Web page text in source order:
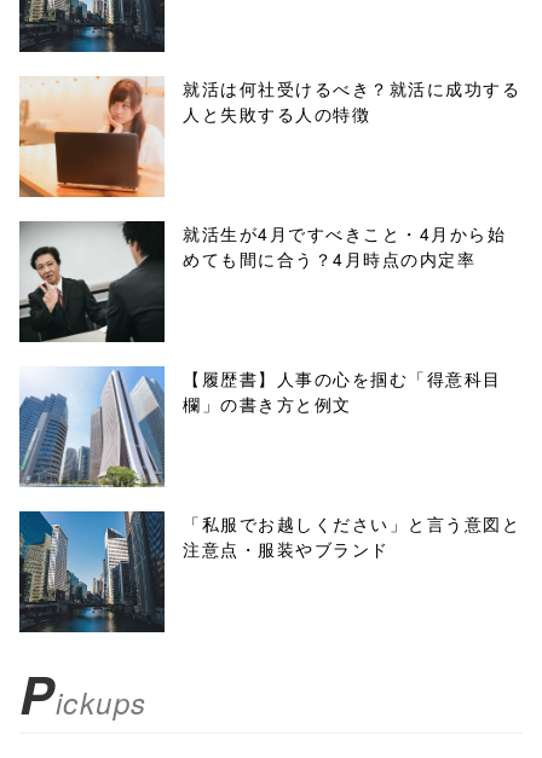
/tapbiz_theme/
parts/sns-
buttons.php on
line10
/1039134"
onclick="windo
w.open(this.hre
f, 'Gwindow',
'width=550,
height=450,
menubar=no,
toolbar=no,
scrollbars=yes'
false;"> シェア
就活は何社受けるべき？就活に成功する
人と失敗する人の特徴
就活生が4月ですべきこと・4月から始
めても間に合う？4月時点の内定率
【履歴書】人事の心を掴む「得意科目
欄」の書き方と例文
「私服でお越しください」と言う意図と
注意点・服装やブランド
Pickups